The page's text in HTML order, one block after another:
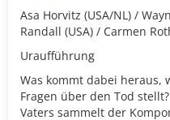
Asa Horvitz (USA/NL) /
Randall (USA) / Carmen
Uraufführung
Was kommt dabei heraus,
Fragen über den Tod
Vaters sammelt der